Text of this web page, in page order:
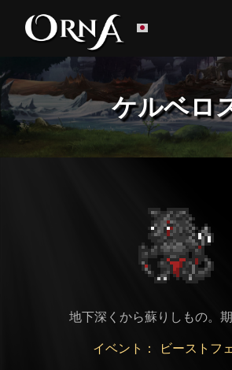
ケルベロ
地下深くから蘇りしもの。期
イベント： ビーストフ